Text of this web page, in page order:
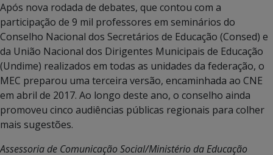
Após nova rodada de debates, que contou com a
participação de 9 mil professores em seminários do
Conselho Nacional dos Secretários de Educação (Consed) e
da União Nacional dos Dirigentes Municipais de Educação
(Undime) realizados em todas as unidades da federação, o
MEC preparou uma terceira versão, encaminhada ao CNE
em abril de 2017. Ao longo deste ano, o conselho ainda
promoveu cinco audiências públicas regionais para colher
mais sugestões.
Assessoria de Comunicação Social/Ministério da Educação